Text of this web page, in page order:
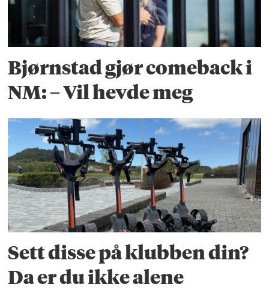
Bjørnstad gjør comeback i
NM: – Vil hevde meg
Sett disse på klubben din?
Da er du ikke alene